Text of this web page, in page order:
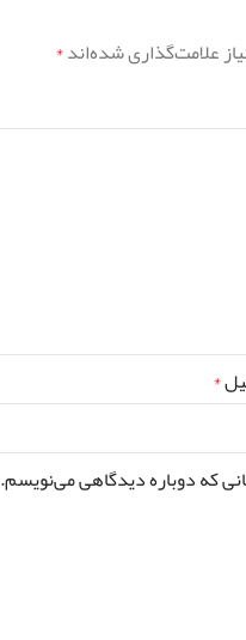
علامت‌گذاری شده‌اند*
*
که دوباره دیدگاهی می‌نویسم.